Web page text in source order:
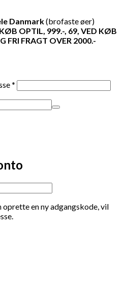
Danmark(brofaste øer)
OPTIL, 999.-, 69, VED KØB
FRI FRAGT OVER 2000.-
*
oprette en ny adgangskode, vil